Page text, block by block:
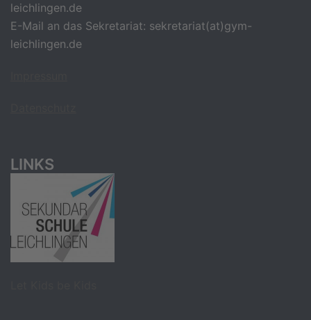
leichlingen.de
E-Mail an das Sekretariat: sekretariat(at)gym-
leichlingen.de
LINKS